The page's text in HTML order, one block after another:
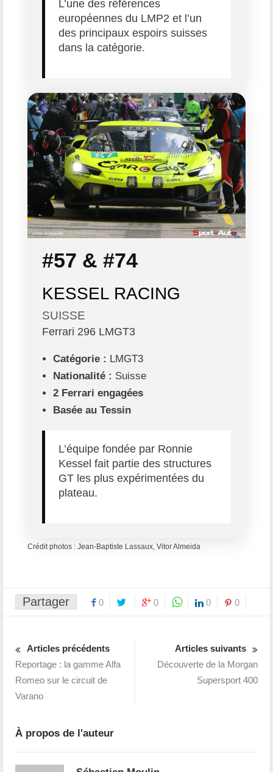
L’une des références
européennes du LMP2 et l’un
des principaux espoirs suisses
dans la catégorie.
#57 & #74
KESSEL RACING
SUISSE
Ferrari 296 LMGT3
Catégorie : LMGT3
Nationalité : Suisse
2 Ferrari engagées
Basée au Tessin
L’équipe fondée par Ronnie
Kessel fait partie des structures
GT les plus expérimentées du
plateau.
Crédit photos : Jean-Baptiste Lassaux, Vitor Almeida
Partager 0 0 0 0
Articles précédents
Reportage : la gamme Alfa
Romeo sur le circuit de
Varano
Articles suivants
Découverte de la Morgan
Supersport 400
À propos de l'auteur